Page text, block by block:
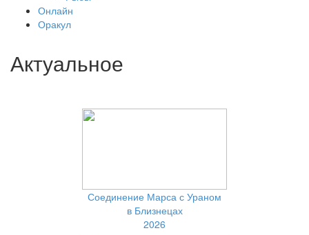
Онлайн
Оракул
Актуальное
Соединение Марса с Ураном
в Близнецах
2026